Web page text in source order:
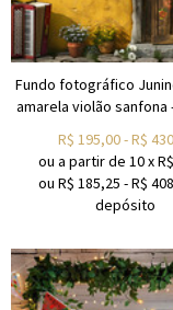
Fundo fotográfico
amarela violão sanfona
R$ 195,00-R$
ou a partir de 10xR$
ou R$ 185,25 -R$
depósito